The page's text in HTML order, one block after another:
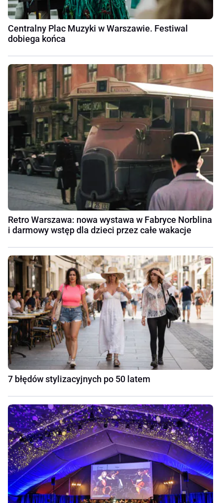
Centralny Plac Muzyki w Warszawie. Festiwal
dobiega końca
Retro Warszawa: nowa wystawa w Fabryce Norblina
i darmowy wstęp dla dzieci przez całe wakacje
7 błędów stylizacyjnych po 50 latem